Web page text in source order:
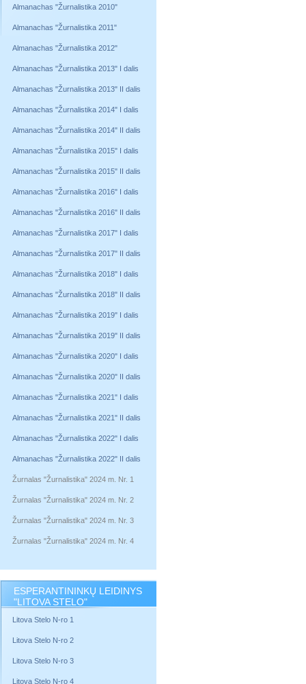
Almanachas "Žurnalistika 2010"
Almanachas "Žurnalistika 2011"
Almanachas "Žurnalistika 2012"
Almanachas "Žurnalistika 2013" I dalis
Almanachas "Žurnalistika 2013" II dalis
Almanachas "Žurnalistika 2014" I dalis
Almanachas "Žurnalistika 2014" II dalis
Almanachas "Žurnalistika 2015" I dalis
Almanachas "Žurnalistika 2015" II dalis
Almanachas "Žurnalistika 2016" I dalis
Almanachas "Žurnalistika 2016" II dalis
Almanachas "Žurnalistika 2017" I dalis
Almanachas "Žurnalistika 2017" II dalis
Almanachas "Žurnalistika 2018" I dalis
Almanachas "Žurnalistika 2018" II dalis
Almanachas "Žurnalistika 2019" I dalis
Almanachas "Žurnalistika 2019" II dalis
Almanachas "Žurnalistika 2020" I dalis
Almanachas "Žurnalistika 2020" II dalis
Almanachas "Žurnalistika 2021" I dalis
Almanachas "Žurnalistika 2021" II dalis
Almanachas "Žurnalistika 2022" I dalis
Almanachas "Žurnalistika 2022" II dalis
Žurnalas "Žurnalistika" 2024 m. Nr. 1
Žurnalas "Žurnalistika" 2024 m. Nr. 2
Žurnalas "Žurnalistika" 2024 m. Nr. 3
Žurnalas "Žurnalistika" 2024 m. Nr. 4
ESPERANTININKŲ LEIDINYS
"LITOVA STELO"
Litova Stelo N-ro 1
Litova Stelo N-ro 2
Litova Stelo N-ro 3
Litova Stelo N-ro 4